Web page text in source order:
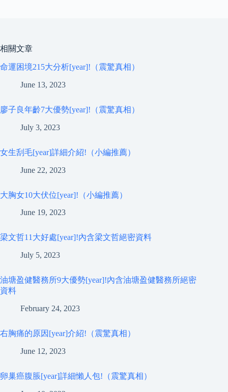
相關文章
命運困境215大分析[year]!（震驚真相）
June 13, 2023
廖子良年齡7大優勢[year]!（震驚真相）
July 3, 2023
女生刮毛[year]詳細介紹!（小編推薦）
June 22, 2023
大胸女10大伏位[year]!（小編推薦）
June 19, 2023
梁文哲11大好處[year]!內含梁文哲絕密資料
July 5, 2023
油塘盈健醫務所9大優勢[year]!內含油塘盈健醫務所絕密
資料
February 24, 2023
右胸痛的原因[year]介紹!（震驚真相）
June 12, 2023
卵巢癌腹脹[year]詳細懶人包!（震驚真相）